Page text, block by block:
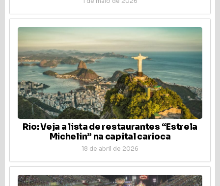
Rio: Veja a lista de restaurantes “Estrela
Michelin” na capital carioca
18 de abril de 2026